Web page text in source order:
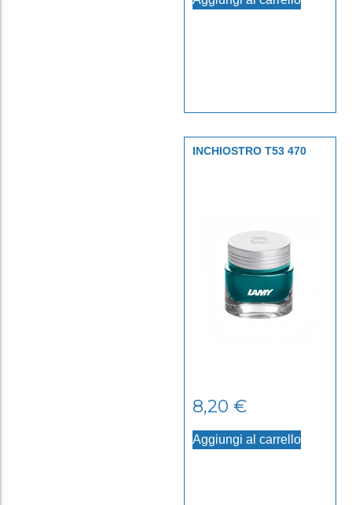
INCHIOSTRO T53 470
8,20 €
Aggiungi al carrello